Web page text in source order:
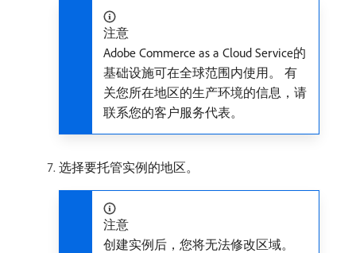
注意
Adobe Commerce as a Cloud Service的
基础设施可在全球范围内使用。 有
关您所在地区的生产环境的信息，请
联系您的客户服务代表。
选择要托管实例的地区。
注意
创建实例后，您将无法修改区域。